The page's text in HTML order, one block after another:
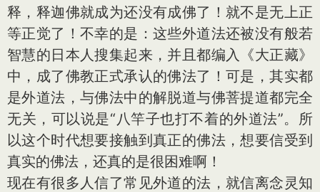
释，释迦佛就成为还没有成佛了！就不是无上正
等正觉了！不幸的是：这些外道法还被没有般若
智慧的日本人搜集起来，并且都编入《大正藏》
中，成了佛教正式承认的佛法了！可是，其实都
是外道法，与佛法中的解脱道与佛菩提道都完全
无关，可以说是“八竿子也打不着的外道法”。所
以这个时代想要接触到真正的佛法，想要信受到
真实的佛法，还真的是很困难啊！
现在有很多人信了常见外道的法，就信离念灵知